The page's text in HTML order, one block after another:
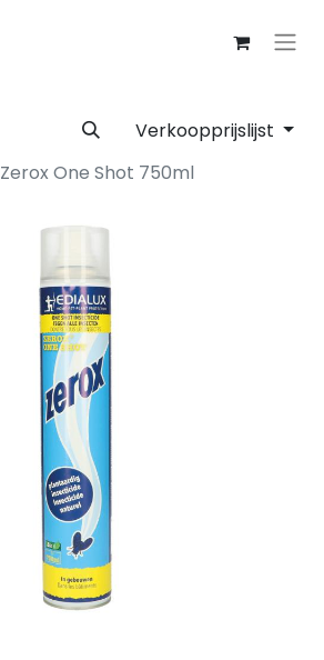
Verkoopprijslijst
Zerox One Shot 750ml